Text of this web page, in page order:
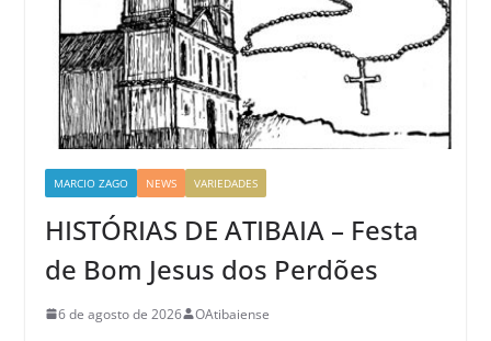
MARCIO ZAGO NEWS VARIEDADES
HISTÓRIAS DE ATIBAIA – Festa
de Bom Jesus dos Perdões
6 de agosto de 2026 OAtibaiense